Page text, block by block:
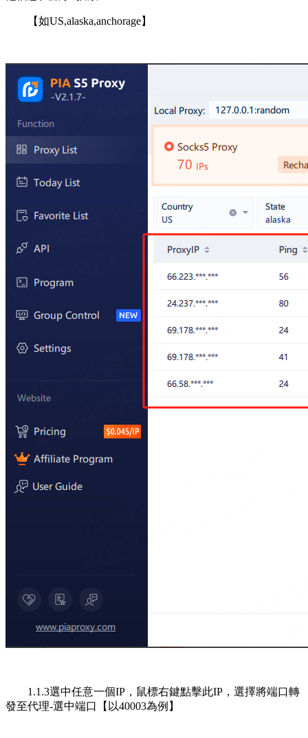
【如US,alaska,anchorage】
1.1.3選中任意一個IP，鼠標右鍵點擊此IP，選擇將端口轉
發至代理-選中端口【以40003為例】